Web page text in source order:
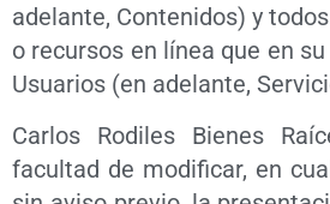
adelante, Contenidos) y
o recursos en línea que en
Usuarios (en adelante,
Carlos Rodiles Bienes
facultad de modificar, en